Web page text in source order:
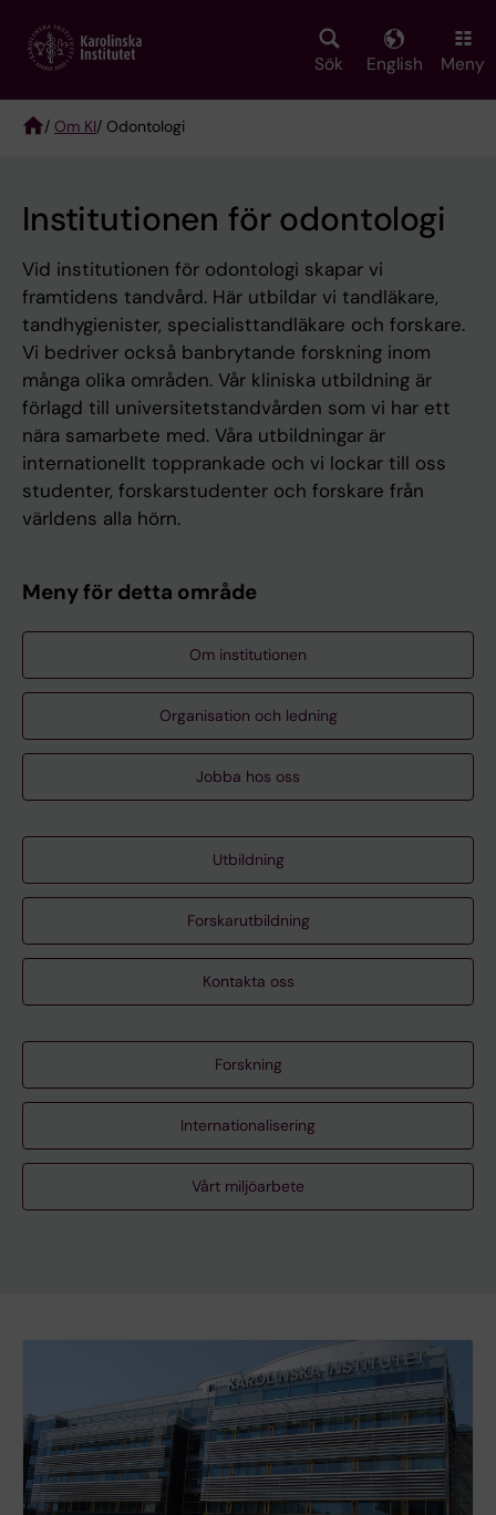
main
Sök English Meny
/ Om KI/ Odontologi
Institutionen för odontologi
Vid institutionen för odontologi skapar vi
framtidens tandvård. Här utbildar vi tandläkare,
tandhygienister, specialisttandläkare och forskare.
Vi bedriver också banbrytande forskning inom
många olika områden. Vår kliniska utbildning är
förlagd till universitetstandvården som vi har ett
nära samarbete med. Våra utbildningar är
internationellt topprankade och vi lockar till oss
studenter, forskarstudenter och forskare från
världens alla hörn.
Meny för detta område
Om institutionen
Organisation och ledning
Jobba hos oss
Utbildning
Forskarutbildning
Kontakta oss
Forskning
Internationalisering
Vårt miljöarbete